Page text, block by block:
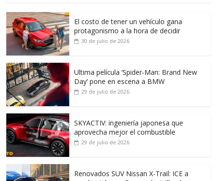
El costo de tener un vehículo gana
protagonismo a la hora de decidir
30 de julio de 2026
Ultima película ‘Spider‑Man: Brand New
Day’ pone en escena a BMW
29 de julio de 2026
SKYACTIV: ingeniería japonesa que
aprovecha mejor el combustible
29 de julio de 2026
Renovados SUV Nissan X-Trail: ICE a